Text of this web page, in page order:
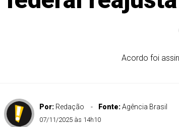
Acordo foi
Por: Redação Fonte:Agência Brasil
07/11/2025 às 14h10